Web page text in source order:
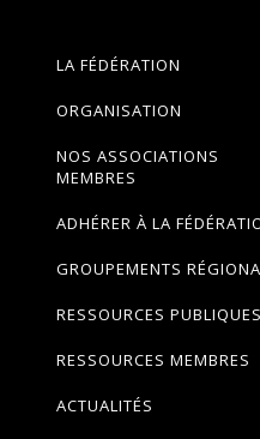
LA FÉDÉRATION
ORGANISATION
NOS ASSOCIATIONS
MEMBRES
ADHÉRER À LA
GROUPEMENTS
RESSOURCES PUBLIQUES
RESSOURCES MEMBRES
ACTUALITÉS